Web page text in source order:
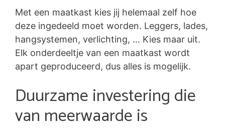
Met een maatkast kies jij helemaal zelf hoe
deze ingedeeld moet worden. Leggers, lades,
hangsystemen, verlichting, … Kies maar uit.
Elk onderdeeltje van een maatkast wordt
apart geproduceerd, dus alles is mogelijk.
Duurzame investering die
van meerwaarde is